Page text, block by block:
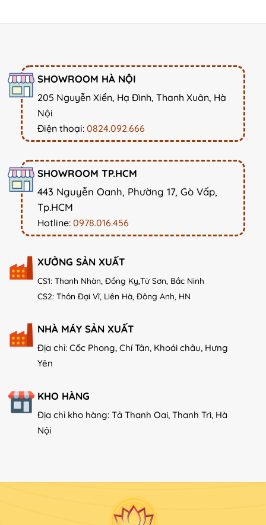
Bộ đồ thờ Bát Tràng bao gồm các vật phẩm như
sau:
Ống cắm hương;
Bộ chén thờ (3 hoặc 5 chiếc);
Bộ bát cơm, đũa thờ (6 đến 10 bát);
Mâm bồng (đựng ngũ quả, bánh kẹo hoặc đồ
Bầu rượu;
Lọ hoa,đèn trang trí bàn thờ, giá nến, chóe
cúng;
SHOWROOM HÀ NỘI
205 Nguyễn Xiển, Hạ Đình, Thanh Xuân, Hà
Nội
Điện thoại: 0824.092.666
SHOWROOM TP.HCM
443 Nguyễn Oanh, Phường 17, Gò Vấp,
Tp.HCM
Hotline: 0978.016.456
XƯỞNG SẢN XUẤT
CS1: Thanh Nhàn, Đồng Kỵ,Từ Sơn, Bắc Ninh
CS2: Thôn Đại Vĩ, Liên Hà, Đông Anh, HN
NHÀ MÁY SẢN XUẤT
Địa chỉ: Cốc Phong, Chí Tân, Khoái châu, Hưng
Yên
KHO HÀNG
Địa chỉ kho hàng: Tả Thanh Oai, Thanh Trì, Hà
Nội